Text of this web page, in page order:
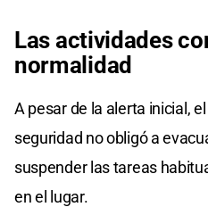
Las actividades
normalidad
A pesar de la alerta inicial,
seguridad no obligó a
suspender las tareas
en el lugar.